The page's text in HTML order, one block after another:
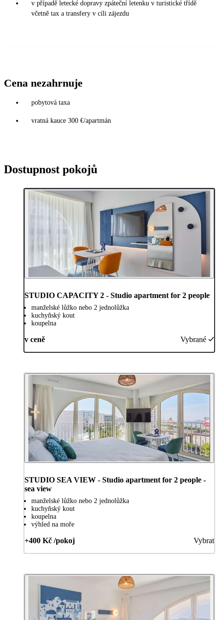
v případě letecké dopravy zpáteční letenku v turistické třídě
včetně tax a transfery v cíli zájezdu
Cena nezahrnuje
pobytová taxa
vratná kauce 300 €/apartmán
Dostupnost pokojů
STUDIO CAPACITY 2 - Studio apartment for 2 people
manželské lůžko nebo 2 jednolůžka
kuchyňský kout
koupelna
v ceně Vybrané
STUDIO SEA VIEW - Studio apartment for 2 people -
sea view
manželské lůžko nebo 2 jednolůžka
kuchyňský kout
koupelna
výhled na moře
+400 Kč /pokoj Vybrat